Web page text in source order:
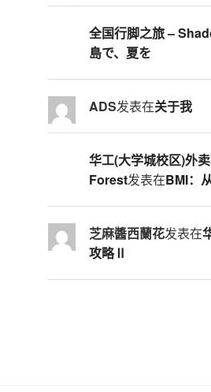
全国行脚之旅 –
島で、夏を
ADS发表在关于我
华工(大学城校区)外
Forest发表在BMI：
芝麻醬西蘭花发表在
攻略Ⅱ